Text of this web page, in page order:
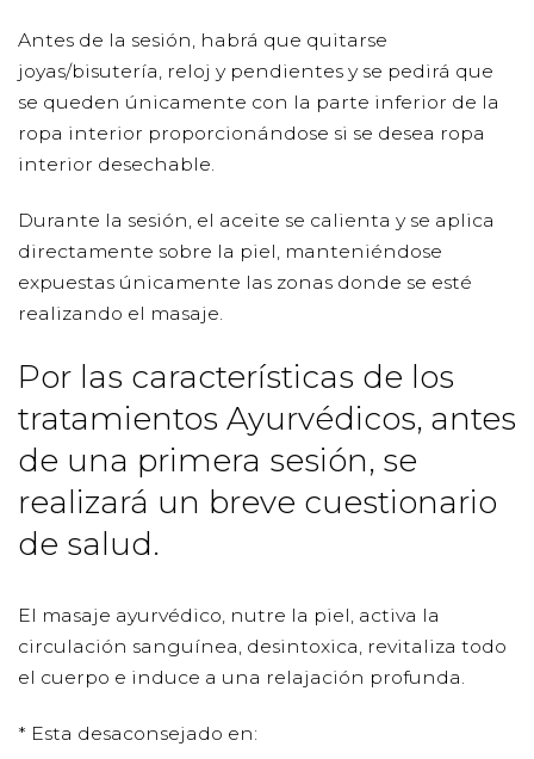
Antes de la sesión, habrá que quitarse
joyas/bisutería, reloj y pendientes y se pedirá que
se queden únicamente con la parte inferior de la
ropa interior proporcionándose si se desea ropa
interior desechable.
Durante la sesión, el aceite se calienta y se aplica
directamente sobre la piel, manteniéndose
expuestas únicamente las zonas donde se esté
realizando el masaje.
Por las características de los
tratamientos Ayurvédicos, antes
de una primera sesión, se
realizará un breve cuestionario
de salud.
El masaje ayurvédico, nutre la piel, activa la
circulación sanguínea, desintoxica, revitaliza todo
el cuerpo e induce a una relajación profunda.
* Esta desaconsejado en: